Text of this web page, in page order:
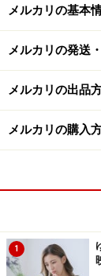
うなると、値
す。
メルカリ
メルカリでは
に安すぎて
に多く見られ
らです。正規
られていたら
す。ダメージ
メルカリの基本
メルカリの発送
メルカリの出品
メルカリの購入
1